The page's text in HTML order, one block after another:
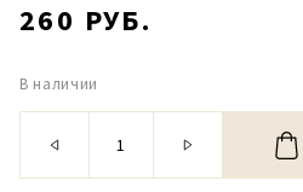
260 РУБ.
В наличии